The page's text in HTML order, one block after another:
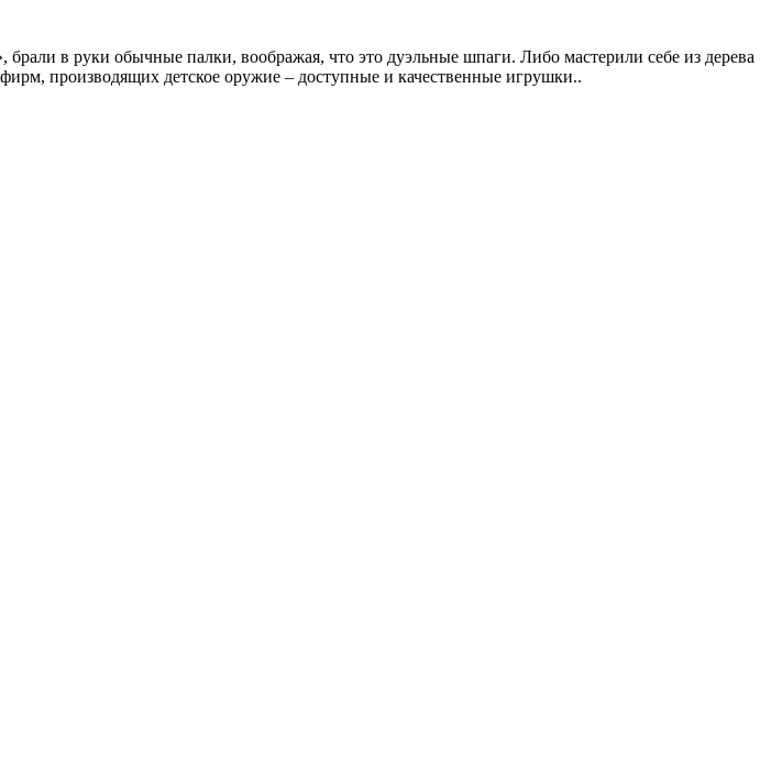
в руки обычные палки, воображая, что это дуэльные шпаги. Либо мастерили себе из дерева
производящих детское оружие – доступные и качественные игрушки..